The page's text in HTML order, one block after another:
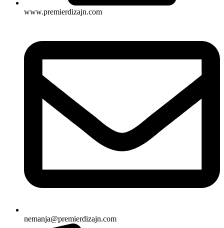
www.premierdizajn.com
nemanja@premierdizajn.com